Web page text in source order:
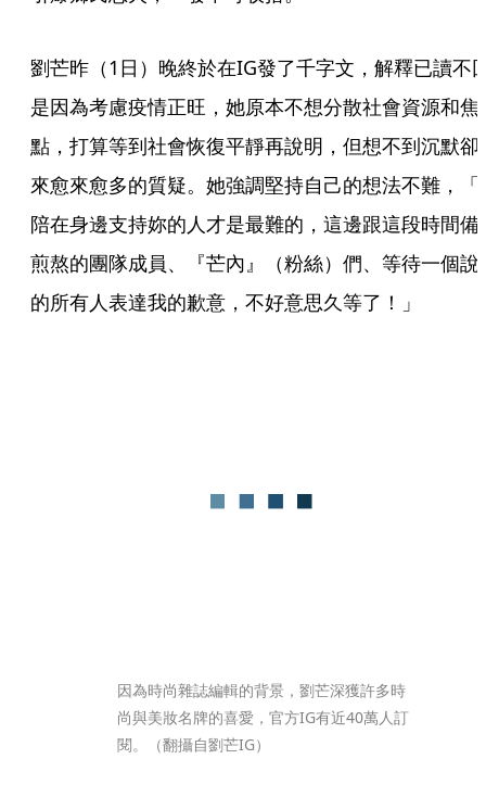
劉芒昨（1日）晚終於在IG發了千字文，解釋已讀不
是因為考慮疫情正旺，她原本不想分散社會資源和焦
點，打算等到社會恢復平靜再說明，但想不到沉默卻
來愈來愈多的質疑。她強調堅持自己的想法不難，「
陪在身邊支持妳的人才是最難的，這邊跟這段時間備
煎熬的團隊成員、『芒內』（粉絲）們、等待一個說
的所有人表達我的歉意，不好意思久等了！」
因為時尚雜誌編輯的背景，劉芒深獲許多時
尚與美妝名牌的喜愛，官方IG有近40萬人訂
閱。（翻攝自劉芒IG）